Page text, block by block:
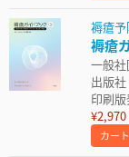
褥瘡
褥瘡
一般
出版
印刷
¥2,970
カー